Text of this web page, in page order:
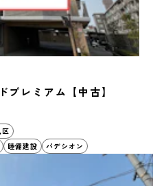
プレミアム【中古】
区
睦備建設 パデシオン